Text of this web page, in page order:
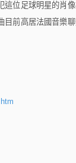
這位足球明星的肖
前高居法國音樂